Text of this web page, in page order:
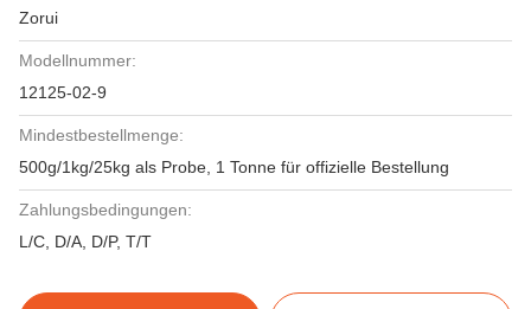
Zorui
Modellnummer:
12125-02-9
Mindestbestellmenge:
500g/1kg/25kg als Probe, 1 Tonne für offizielle Bestellung
Zahlungsbedingungen:
L/C, D/A, D/P, T/T